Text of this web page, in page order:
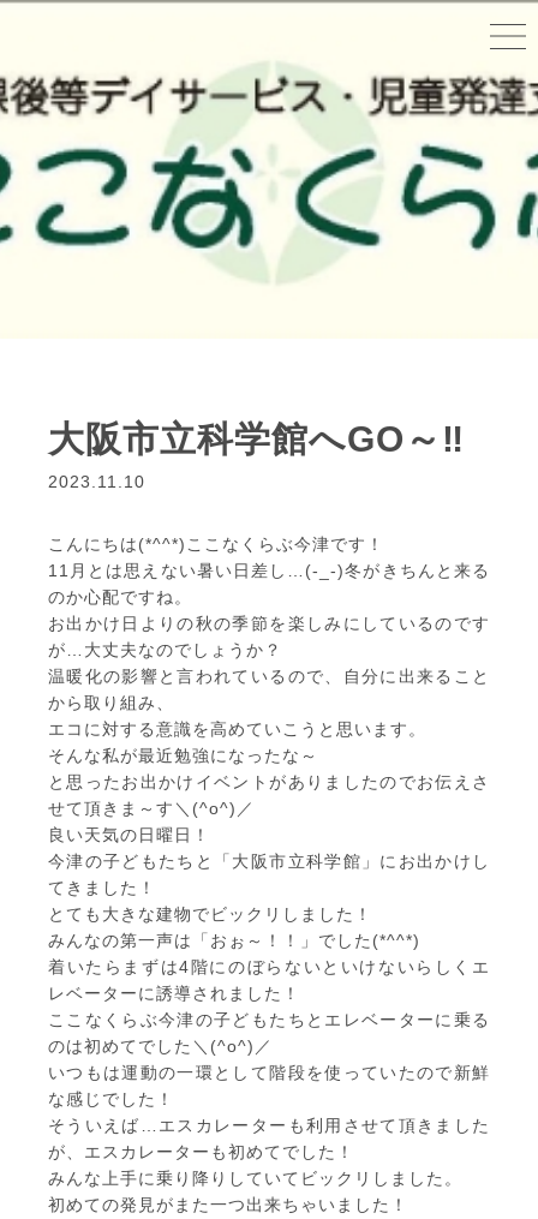
大阪市立科学館へGO～‼
2023.11.10
こんにちは(*^^*)ここなくらぶ今津です！
11月とは思えない暑い日差し…(-_-)冬がきちんと来る
のか心配ですね。
お出かけ日よりの秋の季節を楽しみにしているのです
が…大丈夫なのでしょうか？
温暖化の影響と言われているので、自分に出来ること
から取り組み、
エコに対する意識を高めていこうと思います。
そんな私が最近勉強になったな～
と思ったお出かけイベントがありましたのでお伝えさ
せて頂きま～す＼(^o^)／
良い天気の日曜日！
今津の子どもたちと「大阪市立科学館」にお出かけし
てきました！
とても大きな建物でビックリしました！
みんなの第一声は「おぉ～！！」でした(*^^*)
着いたらまずは4階にのぼらないといけないらしくエ
レベーターに誘導されました！
ここなくらぶ今津の子どもたちとエレベーターに乗る
のは初めてでした＼(^o^)／
いつもは運動の一環として階段を使っていたので新鮮
な感じでした！
そういえば…エスカレーターも利用させて頂きました
が、エスカレーターも初めてでした！
みんな上手に乗り降りしていてビックリしました。
初めての発見がまた一つ出来ちゃいました！